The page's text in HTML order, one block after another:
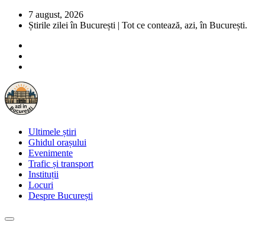
7 august, 2026
Știrile zilei în București | Tot ce contează, azi, în București.
Ultimele știri
Ghidul orașului
Evenimente
Trafic și transport
Instituții
Locuri
Despre București